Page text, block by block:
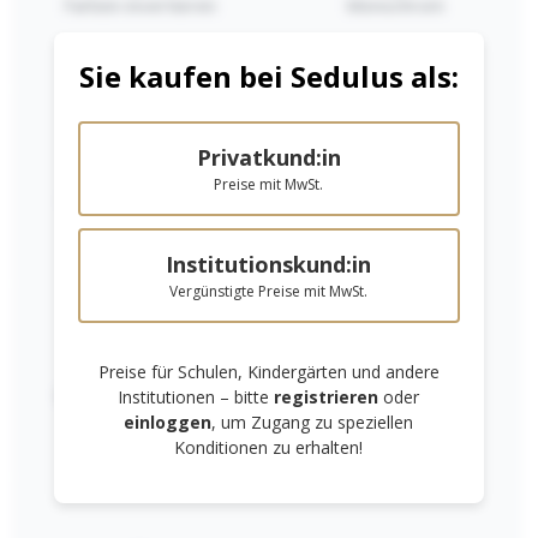
Sie kaufen bei Sedulus als:
Privatkund:in
Preise mit MwSt.
Institutionskund:in
Vergünstigte Preise mit MwSt.
Preise für Schulen, Kindergärten und andere
Institutionen – bitte registrieren oder
einloggen, um Zugang zu speziellen
Konditionen zu erhalten!
2,90 €*
In den Warenkorb
Knetgummi
1,80 €*
In den Warenkorb
RECHTLICHES
Links unterstreichen Gut lesbare Schrift